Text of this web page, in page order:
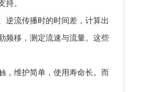
。
逆流传播时的时间差，计算出
频移，测定流速与流量。这些
，维护简单，使用寿命长。而